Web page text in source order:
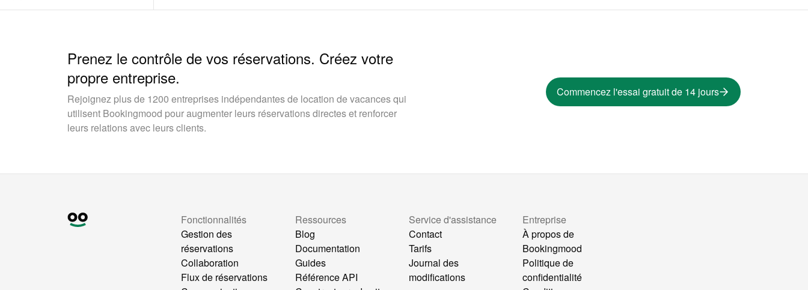
Prenez le contrôle de vos réservations. Créez votre
propre entreprise.
Rejoignez plus de 1200 entreprises indépendantes de location de vacances qui
utilisent Bookingmood pour augmenter leurs réservations directes et renforcer
leurs relations avec leurs clients.
Commencez l'essai gratuit de 14 jours
Fonctionnalités
Gestion des
réservations
Collaboration
Flux de réservations
Ressources
Blog
Documentation
Guides
Référence API
Service d'assistance
Contact
Tarifs
Journal des
modifications
Entreprise
À propos de
Bookingmood
Politique de
confidentialité